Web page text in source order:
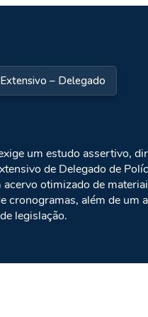
Extensivo – Delegado
um estudo assertivo,
de Delegado de
otimizado de
cronogramas, além de um
legislação.